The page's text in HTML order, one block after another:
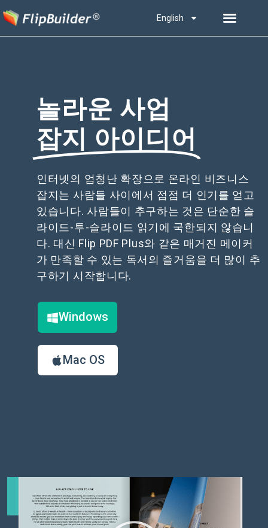
English
놀라운 사업
잡지 아이디어
인터넷의 엄청난 확장으로 온라인 비즈니스
잡지는 사람들 사이에서 점점 더 인기를 얻고
있습니다. 사람들이 추구하는 것은 단순한 슬
라이드-투-슬라이드 읽기에 국한되지 않습니
다. 대신 Flip PDF Plus와 같은 매거진 메이커
가 만족할 수 있는 독서의 즐거움을 더 많이 추
구하기 시작합니다.
Windows
Mac OS